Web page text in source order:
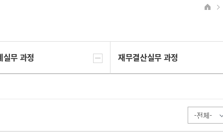
실무 과정 재무결산실무 과정